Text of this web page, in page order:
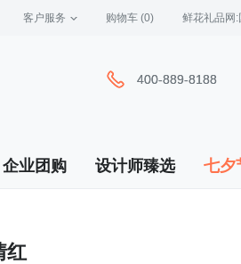
客户服务 购物车 (0) 鲜花礼品网
400-889-8188
400-889-8188
企业团购 设计师臻选 七夕
红